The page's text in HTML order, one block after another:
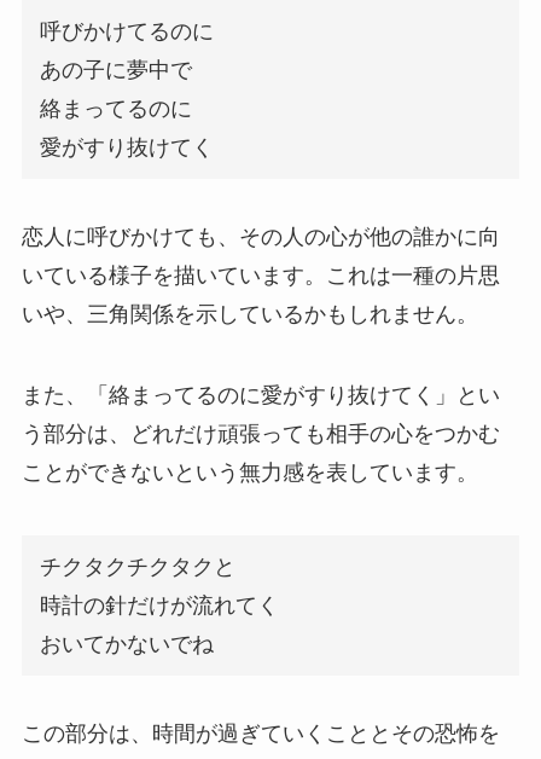
呼びかけてるのに
あの子に夢中で
絡まってるのに
愛がすり抜けてく
恋人に呼びかけても、その人の心が他の誰かに向
いている様子を描いています。これは一種の片思
いや、三角関係を示しているかもしれません。
また、「絡まってるのに愛がすり抜けてく」とい
う部分は、どれだけ頑張っても相手の心をつかむ
ことができないという無力感を表しています。
チクタクチクタクと
時計の針だけが流れてく
おいてかないでね
この部分は、時間が過ぎていくこととその恐怖を